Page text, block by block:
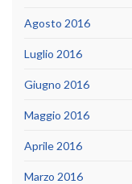
Agosto 2016
Luglio 2016
Giugno 2016
Maggio 2016
Aprile 2016
Marzo 2016